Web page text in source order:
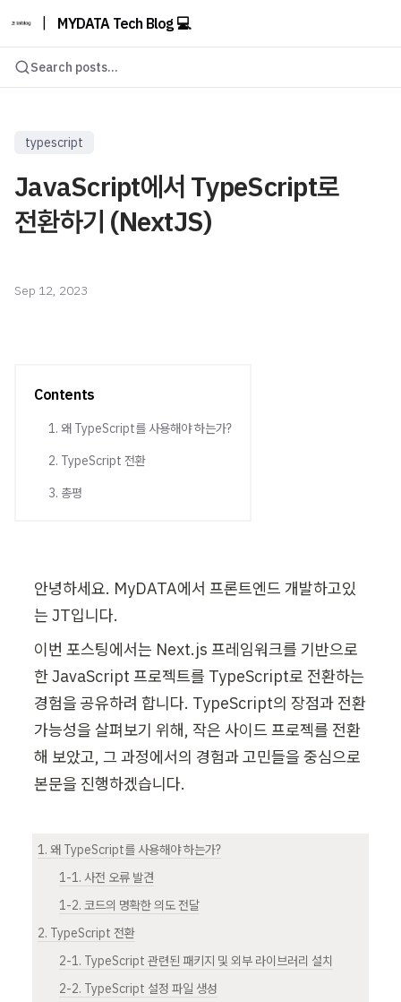
MYDATA Tech Blog 💻
Search posts...
typescript
JavaScript에서 TypeScript로
전환하기 (NextJS)
Sep 12, 2023
Contents
1. 왜 TypeScript를 사용해야 하는가?
2. TypeScript 전환
3. 총평
안녕하세요. MyDATA에서 프론트엔드 개발하고있
는 JT입니다.
이번 포스팅에서는 Next.js 프레임워크를 기반으로
한 JavaScript 프로젝트를 TypeScript로 전환하는
경험을 공유하려 합니다. TypeScript의 장점과 전환
가능성을 살펴보기 위해, 작은 사이드 프로젝를 전환
해 보았고, 그 과정에서의 경험과 고민들을 중심으로
본문을 진행하겠습니다.
1. 왜 TypeScript를 사용해야 하는가?
1-1. 사전 오류 발견
1-2. 코드의 명확한 의도 전달
2. TypeScript 전환
2-1. TypeScript 관련된 패키지 및 외부 라이브러리 설치
2-2. TypeScript 설정 파일 생성